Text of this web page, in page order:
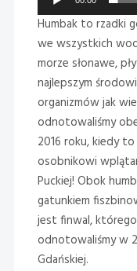
Humbak to rzadki
we wszystkich
morze słonawe,
najlepszym
organizmów jak
odnotowaliśmy
2016 roku, kiedy
osobnikowi
Puckiej! Obok
gatunkiem
jest finwal,
odnotowaliśmy w
Gdańskiej.